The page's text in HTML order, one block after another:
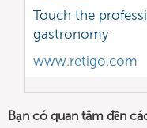
Touch the
gastronomy
www.retigo.com
Bạn có quan tâm đến